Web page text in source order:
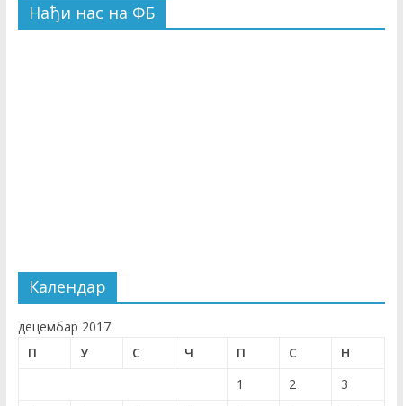
Нађи нас на ФБ
Календар
децембар 2017.
П
У С Ч П С
Н
1
2
3